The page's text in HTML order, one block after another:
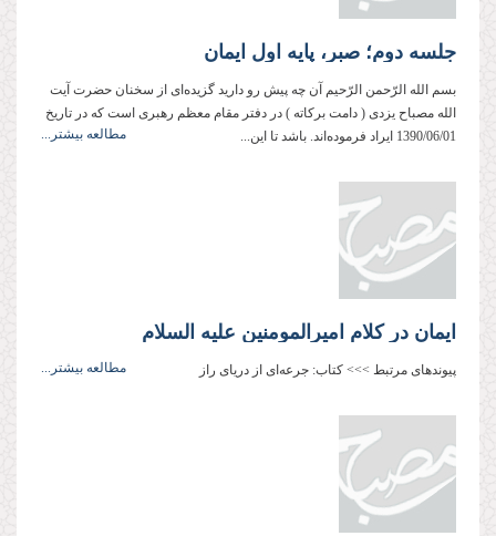
جلسه دوم؛ صبر، پایه اول ایمان
بسم‌ الله‌ الرّحمن‌ الرّحیم آن چه پیش ‌رو دارید گزیده‌ای از سخنان حضرت آیت
‌الله مصباح ‌یزدی ( دامت ‌بركاته ) در دفتر مقام معظم رهبری است كه در تاریخ
1390/06/01 ایراد فرموده‌اند. باشد تا این...
مطالعه بیشتر...
ایمان در کلام امیرالمومنین علیه السلام
پیوندهای مرتبط >>> کتاب: جرعه‌ای از دریای راز مطالعه بیشتر...